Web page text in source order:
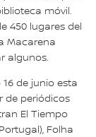
móvil.
450 lugares del
Macarena
algunos.
de junio esta
de periódicos
El Tiempo
Folha